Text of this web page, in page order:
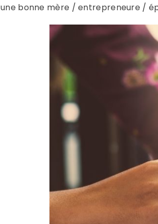
une bonne mère / entrepreneure /